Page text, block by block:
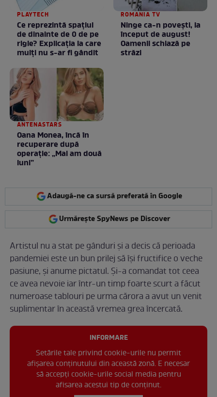
PLAYTECH
Ce reprezintă spaţiul
de dinainte de 0 de pe
rigle? Explicaţia la care
mulţi nu s-ar fi gândit
ROMANIA TV
Ninge ca-n povești, la
început de august!
Oamenii schiază pe
străzi
ANTENASTARS
Oana Monea, încă în
recuperare după
operație: „Mai am două
luni”
Adaugă-ne ca sursă preferată în Google
Urmărește SpyNews pe Discover
Artistul nu a stat pe gânduri și a decis că perioada
pandemiei este un bun prilej să își fructifice o veche
pasiune, și anume pictatul. Și-a comandat tot ceea
ce avea nevoie iar într-un timp foarte scurt a făcut
numeroase tablouri pe urma cărora a avut un venit
suplimentar în această vremea grea încercată.
INFORMARE
Setările tale privind cookie-urile nu permit
afișarea conținutului din această zonă. E necesar
să accepți cookie-urile social media pentru
afisarea acestui tip de conținut.